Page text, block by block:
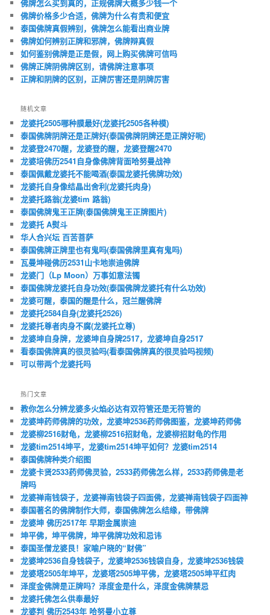
佛牌怎么买到真的，正规佛牌大概多少钱一个
佛牌价格多少合适，佛牌为什么有贵和便宜
泰国佛牌真假辨别，佛牌怎么能看出商业牌
佛牌如何辨别正牌和邪牌，佛牌辩真假
如何鉴别佛牌是正是假，网上购买佛牌可信吗
佛牌正牌阴佛牌区别，请佛牌注意事项
正牌和阴牌的区别，正牌厉害还是阴牌厉害
随机文章
龙婆托2505哪种膜最好(龙婆托2505各种模)
泰国佛牌阴牌还是正牌好(泰国佛牌阴牌还是正牌好呢)
龙婆登2470醒，龙婆登的醒，龙婆登醒2470
龙婆培佛历2541自身像佛牌背面哈努曼战神
泰国佩戴龙婆托不能喝酒(泰国龙婆托佛牌功效)
龙婆托自身像结晶出舍利(龙婆托肉身)
龙婆托路翁(龙婆tim 路翁)
泰国佛牌鬼王正牌(泰国佛牌鬼王正牌图片)
龙婆托 A熨斗
华人合兴坛 百苦菩萨
泰国佛牌正牌里也有鬼吗(泰国佛牌里真有鬼吗)
瓦曼坤碰佛历2531山卡地崇迪佛牌
龙婆门（Lp Moon）万事如意法镯
泰国佛牌龙婆托自身功效(泰国佛牌龙婆托有什么功效)
龙婆可醒，泰国的醒是什么，冠兰醒佛牌
龙婆托2584自身(龙婆托2526)
龙婆托尊者肉身不腐(龙婆托立尊)
龙婆坤自身牌，龙婆坤自身牌2517，龙婆坤自身2517
看泰国佛牌真的很灵验吗(看泰国佛牌真的很灵验吗视频)
可以带两个龙婆托吗
热门文章
教你怎么分辨龙婆多火焰必达有双符管还是无符管的
龙婆坤药师佛牌的功效，龙婆坤2536药师佛图鉴，龙婆坤药师佛
龙婆柳2516财龟，龙婆柳2516招财龟，龙婆柳招财龟的作用
龙婆tim2514坤平，龙婆tim2514坤平如何？龙婆tim2514
泰国佛牌种类介绍图
龙婆卡贤2533药师佛灵验，2533药师佛怎么样，2533药师佛是老
牌吗
龙婆禅南钱袋子，龙婆禅南钱袋子四面佛，龙婆禅南钱袋子四面神
泰国著名的佛牌制作大师，泰国佛牌怎么结缘，带佛牌
龙婆坤 佛历2517年 早期金属崇迪
坤平佛，坤平佛牌，坤平佛牌功效和忌讳
泰国圣僧龙婆艮！家喻户晓的“财佛”
龙婆坤2536自身钱袋子，龙婆坤2536钱袋自身，龙婆坤2536钱袋
龙婆塔2505年坤平，龙婆塔2505坤平佛，龙婆塔2505坤平红肉
泽度金佛牌是正牌吗？泽度金是什么，泽度金佛牌禁忌
龙婆托佛怎么供奉最好
龙婆判 佛历2543年 哈努曼小立尊